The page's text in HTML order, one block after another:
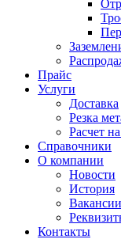
Прайс
Услуги
Доставка
Резка
Расчет
Справочники
О компании
Новости
История
Вакансии
Контакты